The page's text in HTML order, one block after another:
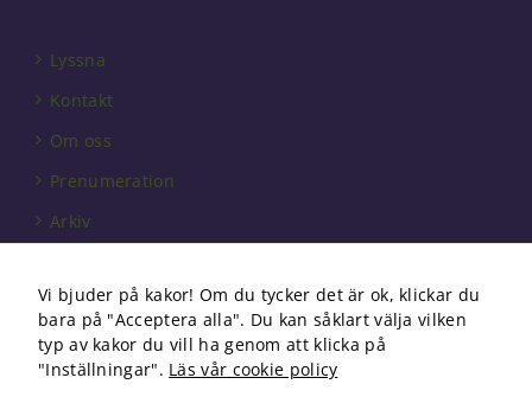
Lyssna
Kontakt
Om oss
Prenumeration
Arkiv
Förbundet
Om cookies
Vi bjuder på kakor! Om du tycker det är ok, klickar du
bara på "Acceptera alla". Du kan såklart välja vilken
typ av kakor du vill ha genom att klicka på
"Inställningar". Läs vår cookie policy
funktionalitet
uppbyggnad,
baserat på
hur
hemsidan
används.